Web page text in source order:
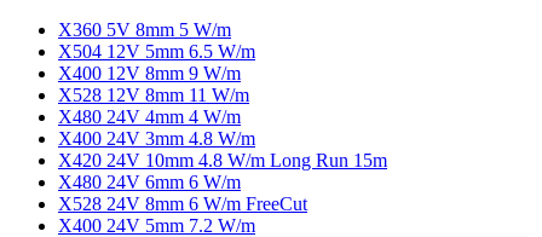
X360 5V 8mm 5 W/m
X504 12V 5mm 6.5 W/m
X400 12V 8mm 9 W/m
X528 12V 8mm 11 W/m
X480 24V 4mm 4 W/m
X400 24V 3mm 4.8 W/m
X420 24V 10mm 4.8 W/m Long Run 15m
X480 24V 6mm 6 W/m
X528 24V 8mm 6 W/m FreeCut
X400 24V 5mm 7.2 W/m